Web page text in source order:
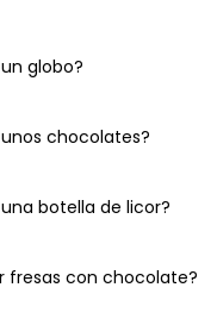
globo?
chocolates?
botella de licor?
fresas con chocolate?